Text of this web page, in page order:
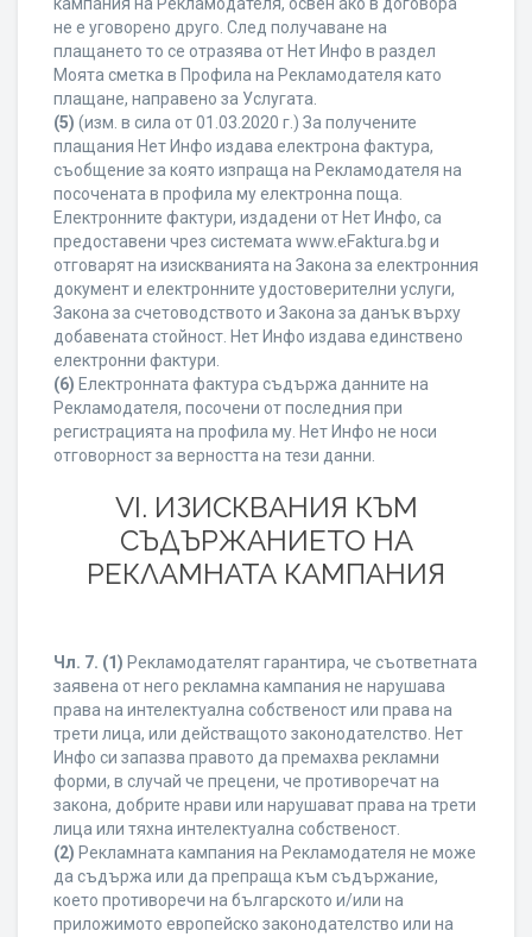
не е уговорено друго. След получаване на
плащането то се отразява от Нет Инфо в раздел
Моята сметка в Профила на Рекламодателя като
плащане, направено за Услугата.
(5) (изм. в сила от 01.03.2020 г.) За получените
плащания Нет Инфо издава електрона фактура,
съобщение за която изпраща на Рекламодателя на
посочената в профила му електронна поща.
Електронните фактури, издадени от Нет Инфо, са
предоставени чрез системата www.eFaktura.bg и
отговарят на изискванията на Закона за електронния
документ и електронните удостоверителни услуги,
Закона за счетоводството и Закона за данък върху
добавената стойност. Нет Инфо издава единствено
електронни фактури.
(6) Електронната фактура съдържа данните на
Рекламодателя, посочени от последния при
регистрацията на профила му. Нет Инфо не носи
отговорност за верността на тези данни.
VI. ИЗИСКВАНИЯ КЪМ
СЪДЪРЖАНИЕТО НА
РЕКЛАМНАТА КАМПАНИЯ
Чл. 7. (1) Рекламодателят гарантира, че съответната
заявена от него рекламна кампания не нарушава
права на интелектуална собственост или права на
трети лица, или действащото законодателство. Нет
Инфо си запазва правото да премахва рекламни
форми, в случай че прецени, че противоречат на
закона, добрите нрави или нарушават права на трети
лица или тяхна интелектуална собственост.
(2) Рекламната кампания на Рекламодателя не може
да съдържа или да препраща към съдържание,
което противоречи на българското и/или на
приложимото европейско законодателство или на